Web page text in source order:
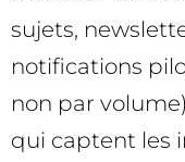
sujets,
notifications
non par
qui captent les